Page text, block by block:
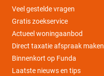
Veel gestelde vragen
Gratis zoekservice
Actueel woningaanbod
Direct taxatie afspraak maken
Binnenkort op Funda
Laatste nieuws en tips